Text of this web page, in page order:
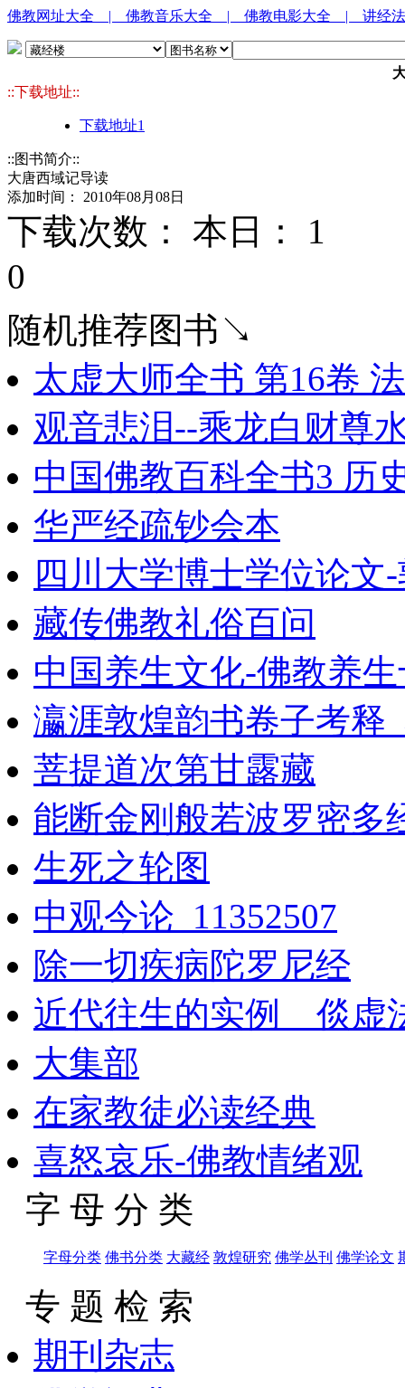
佛教网址大全 | 佛教音乐大全 | 佛教电影大全 | 讲经
::下载地址::
下载地址1
::图书简介::
大唐西域记导读
添加时间： 2010年08月08日
下载次数： 本日： 1
0
随机推荐图书↘
太虚大师全书 第16卷
观音悲泪--乘龙白财尊
中国佛教百科全书3 历
华严经疏钞会本
四川大学博士学位论文
藏传佛教礼俗百问
中国养生文化-佛教养生
瀛涯敦煌韵书卷子考释
菩提道次第甘露藏
能断金刚般若波罗密多
生死之轮图
中观今论_11352507
除一切疾病陀罗尼经
近代往生的实例__倓虚
大集部
在家教徒必读经典
喜怒哀乐-佛教情绪观
字 母 分 类
字母分类 佛书分类 大藏经 敦煌研究 佛学丛刊 佛学论文
专 题 检 索
期刊杂志